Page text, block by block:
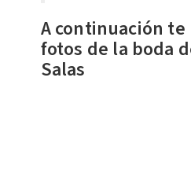
A continuación
fotos de la boda
Salas